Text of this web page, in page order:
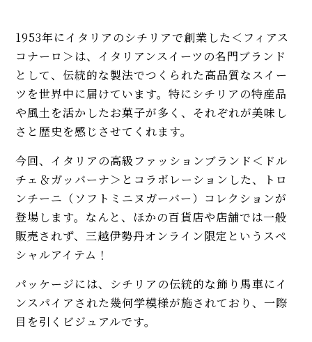
1953年にイタリアのシチリアで創業した＜フィアス
コナーロ＞は、イタリアンスイーツの名門ブランド
として、伝統的な製法でつくられた高品質なスイー
ツを世界中に届けています。特にシチリアの特産品
や風土を活かしたお菓子が多く、それぞれが美味し
さと歴史を感じさせてくれます。
今回、イタリアの高級ファッションブランド＜ドル
チェ＆ガッバーナ＞とコラボレーションした、トロ
ンチーニ（ソフトミニヌガーバー）コレクションが
登場します。なんと、ほかの百貨店や店舗では一般
販売されず、三越伊勢丹オンライン限定というスペ
シャルアイテム！
パッケージには、シチリアの伝統的な飾り馬車にイ
ンスパイアされた幾何学模様が施されており、一際
目を引くビジュアルです。